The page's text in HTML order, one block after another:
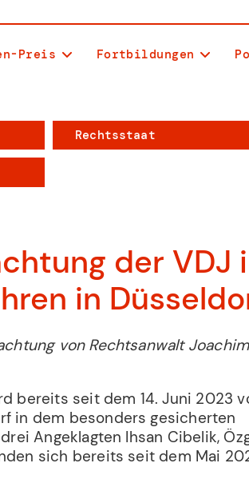
Preis Fortbildungen
Rechtsstaat
der VDJ
in
von Rechtsanwalt
bereits seit dem 14. Juni 2023
in dem besonders gesicherten
Angeklagten Ihsan Cibelik,
sich bereits seit dem Mai